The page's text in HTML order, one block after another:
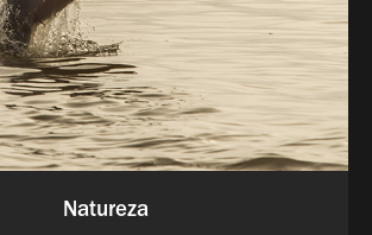
Natureza